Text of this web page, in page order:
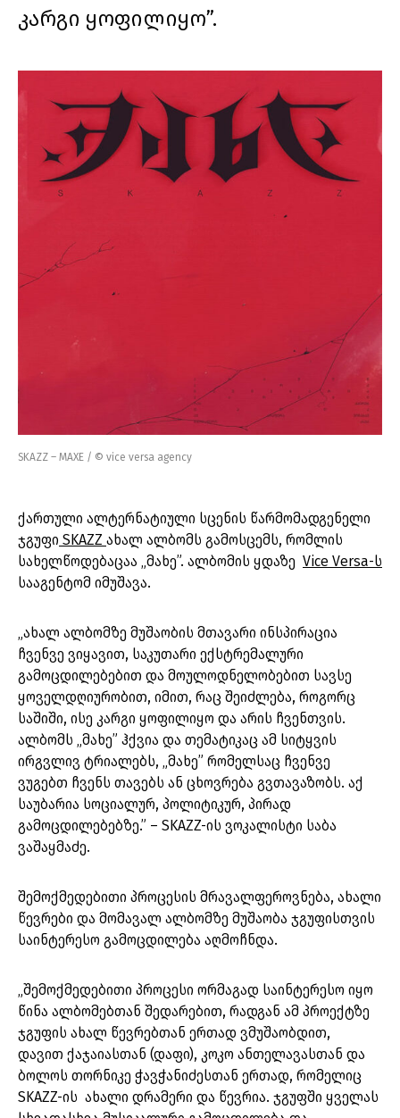
კარგი ყოფილიყო”.
SKAZZ – MAXE / © vice versa agency
ქართული ალტერნატიული სცენის წარმომადგენელი
ჯგუფი SKAZZ ახალ ალბომს გამოსცემს, რომლის
სახელწოდებაცაა „მახე”. ალბომის ყდაზე Vice Versa-ს
სააგენტომ იმუშავა.
„ახალ ალბომზე მუშაობის მთავარი ინსპირაცია
ჩვენვე ვიყავით, საკუთარი ექსტრემალური
გამოცდილებებით და მოულოდნელობებით სავსე
ყოველდღიურობით, იმით, რაც შეიძლება, როგორც
საშიში, ისე კარგი ყოფილიყო და არის ჩვენთვის.
ალბომს „მახე” ჰქვია და თემატიკაც ამ სიტყვის
ირგვლივ ტრიალებს, „მახე” რომელსაც ჩვენვე
ვუგებთ ჩვენს თავებს ან ცხოვრება გვთავაზობს. აქ
საუბარია სოციალურ, პოლიტიკურ, პირად
გამოცდილებებზე.” – SKAZZ-ის ვოკალისტი საბა
ვაშაყმაძე.
შემოქმედებითი პროცესის მრავალფეროვნება, ახალი
წევრები და მომავალ ალბომზე მუშაობა ჯგუფისთვის
საინტერესო გამოცდილება აღმოჩნდა.
„შემოქმედებითი პროცესი ორმაგად საინტერესო იყო
წინა ალბომებთან შედარებით, რადგან ამ პროექტზე
ჯგუფის ახალ წევრებთან ერთად ვმუშაობდით,
დავით ქაჯაიასთან (დაფი), კოკო ანთელავასთან და
ბოლოს თორნიკე ჭავჭანიძესთან ერთად, რომელიც
SKAZZ-ის ახალი დრამერი და წევრია. ჯგუფში ყველას